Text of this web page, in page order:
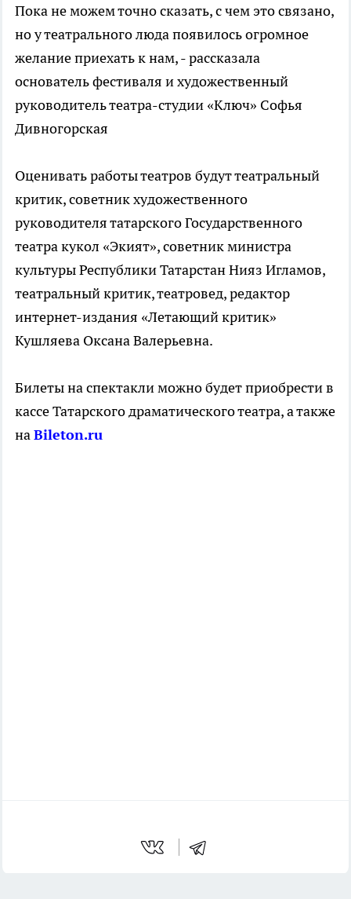
Пока не можем точно сказать, с чем это связано,
но у театрального люда появилось огромное
желание приехать к нам, - рассказала
основатель фестиваля и художественный
руководитель театра-студии «Ключ» Софья
Дивногорская
Оценивать работы театров будут театральный
критик, советник художественного
руководителя татарского Государственного
театра кукол «Экият», советник министра
культуры Республики Татарстан Нияз Игламов,
театральный критик, театровед, редактор
интернет-издания «Летающий критик»
Кушляева Оксана Валерьевна.
Билеты на спектакли можно будет приобрести в
кассе Татарского драматического театра, а также
наBileton.ru